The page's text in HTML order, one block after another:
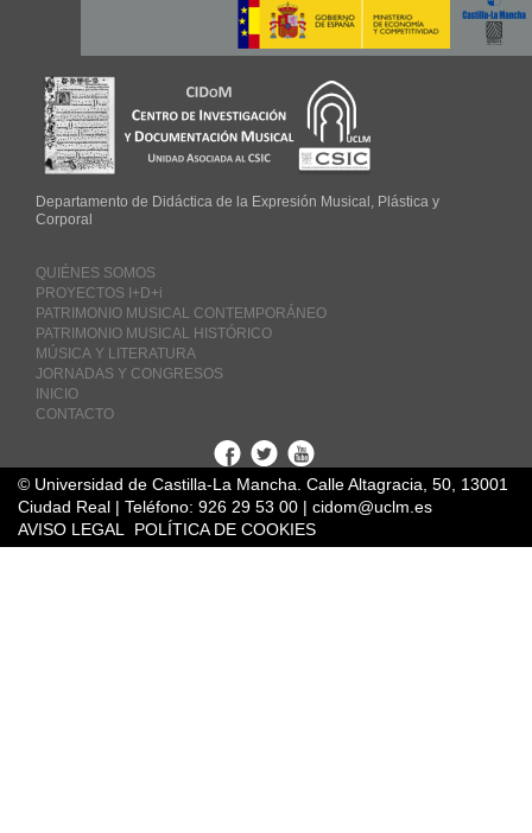
Departamento de Didáctica de la Expresión Musical, Plástica y
Corporal
QUIÉNES SOMOS
PROYECTOS I+D+i
PATRIMONIO MUSICAL CONTEMPORÁNEO
PATRIMONIO MUSICAL HISTÓRICO
MÚSICA Y LITERATURA
JORNADAS Y CONGRESOS
INICIO
CONTACTO
Facebook
TwitterYoutube
© Universidad de Castilla-La Mancha. Calle Altagracia, 50, 13001
Ciudad Real | Teléfono: 926 29 53 00 | cidom@uclm.es
AVISO LEGAL
POLÍTICA DE COOKIES